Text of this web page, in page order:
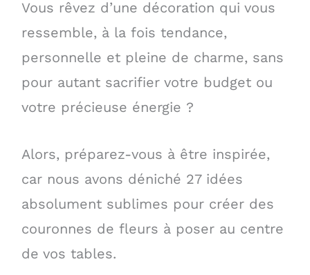
Vous rêvez d’une décoration qui vous
ressemble, à la fois tendance,
personnelle et pleine de charme, sans
pour autant sacrifier votre budget ou
votre précieuse énergie ?
Alors, préparez-vous à être inspirée,
car nous avons déniché 27 idées
absolument sublimes pour créer des
couronnes de fleurs à poser au centre
de vos tables.